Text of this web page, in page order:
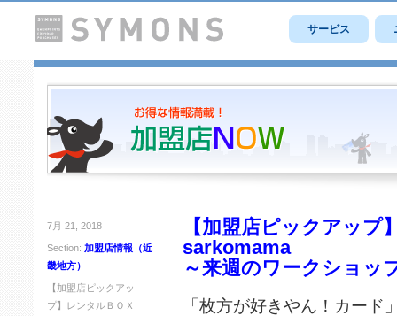
サービス
7月 21, 2018
Section: 加盟店情報（近
畿地方）
【加盟店ピックアッ
プ】レンタルＢＯＸ
【加盟店ピックアップ
sarkomama
～来週のワークショッ
「枚方が好きやん！カード